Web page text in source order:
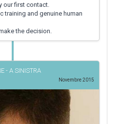
our first contact.
training and genuine human
the decision.
- A SINISTRA
Novembre 2015